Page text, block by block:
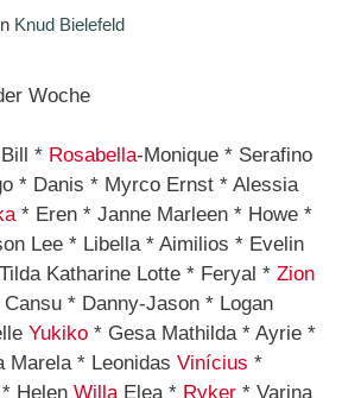
Knud Bielefeld
* Rosabella-Monique * Serafino
* Danis * Myrco Ernst * Alessia
* Eren * Janne Marleen * Howe *
Lee * Libella * Aimilios * Evelin
Katharine Lotte * Feryal * Zion
* Danny-Jason * Logan
Yukiko * Gesa Mathilda * Ayrie *
Marela * Leonidas Vinícius *
Helen WillaElea * Ryker * Varina